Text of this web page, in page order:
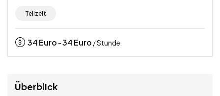
Teilzeit
34Euro -34Euro / Stunde
Überblick